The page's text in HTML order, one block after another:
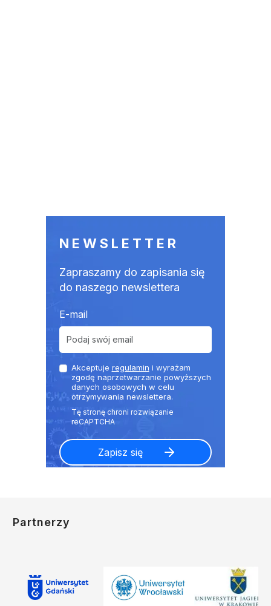
NEWSLETTER
Zapraszamy do zapisania się
do naszego newslettera
E-mail
Akceptuje regulamin i wyrażam
zgodę naprzetwarzanie powyższych
danych osobowych w celu
otrzymywania newslettera.
Partnerzy